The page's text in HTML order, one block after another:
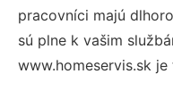
pracovníci majú
sú plne k vašim
www.homeservis.sk je